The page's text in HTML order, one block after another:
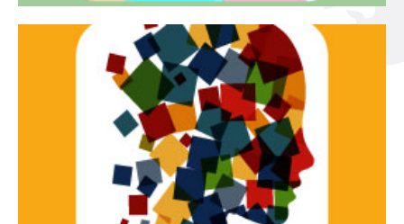
Tracce dinamiche
Tracce Dinamiche è una rassegna di teatro
d’innovazione e sperimentale.
Continua